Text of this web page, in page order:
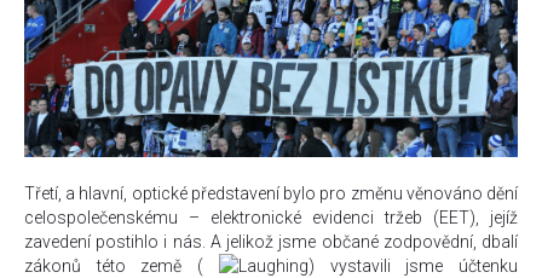
Třetí, a hlavní, optické představení bylo pro změnu věnováno dění
celospolečenskému – elektronické evidenci tržeb (EET), jejíž
zavedení postihlo i nás. A jelikož jsme občané zodpovědní, dbalí
zákonů této země (
) vystavili jsme účtenku